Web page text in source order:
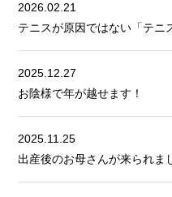
2026.02.21
テニスが原因ではない「テニ
2025.12.27
お陰様で年が越せます！
2025.11.25
出産後のお母さんが来られま